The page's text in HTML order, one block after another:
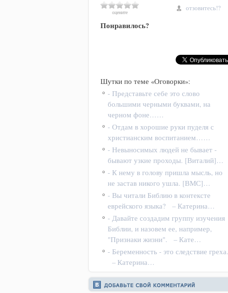
оцените отзовитесь!?
Понравилось?
Шутки по теме «Оговорки»:
- Представьте себе это слово
большими черными буквами, на
черном фоне……
- Отдам в хорошие руки пуделя с
христианским воспитанием……
- Невыносимых людей не бывает -
бывают узкие проходы. [Виталий]…
- К нему в голову пришла мысль, но
не застав никого ушла. [ВМС]…
- Вы читали Библию в контексте
еврейского языка? – Катерина…
- Давайте создадим группу изучения
Библии, и назовем ее, например,
"Признаки жизни". – Кате…
- Беременность - это следствие греха.
– Катерина…